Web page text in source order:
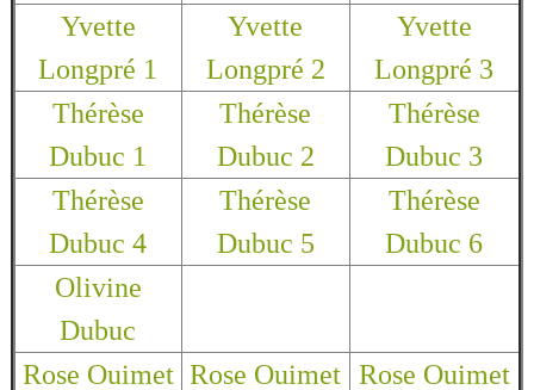
Yvette
Longpré 1
Yvette
Longpré 2
Yvette
Longpré 3
Thérèse
Dubuc 1
Thérèse
Dubuc 2
Thérèse
Dubuc 3
Thérèse
Dubuc 4
Thérèse
Dubuc 5
Thérèse
Dubuc 6
Olivine
Dubuc
Rose Ouimet Rose Ouimet Rose Ouimet